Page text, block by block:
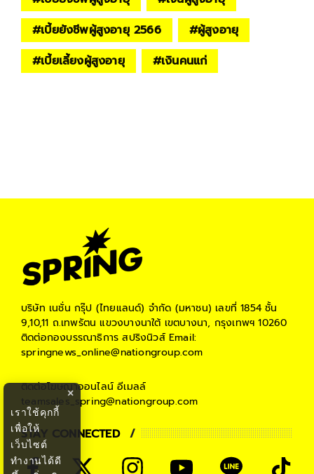
#เบี้ยยังชีพผู้สูงอายุ 2566 #ผู้สูงอายุ
#เบี้ยเลี้ยงผู้สูงอายุ #เงินคนแก่
บริษัท เนชั่น กรุ๊ป (ไทยแลนด์) จำกัด (มหาชน) เลขที่ 1854 ชั้น
9,10,11 ถ.เทพรัตน แขวงบางนาใต้ เขตบางนา, กรุงเทพฯ 10260
ติดต่อกองบรรณาธิการ สปริงนิวส์Email:
springnews_online@nationgroup.com
ติดต่อโฆษณาออนไลน์ อีเมลล์
teamsales_spring@nationgroup.com
STAY CONNECTED
×
เราใช้คุกกี้
เพื่อให้
เว็บไซต์
ทำงานได้ดี